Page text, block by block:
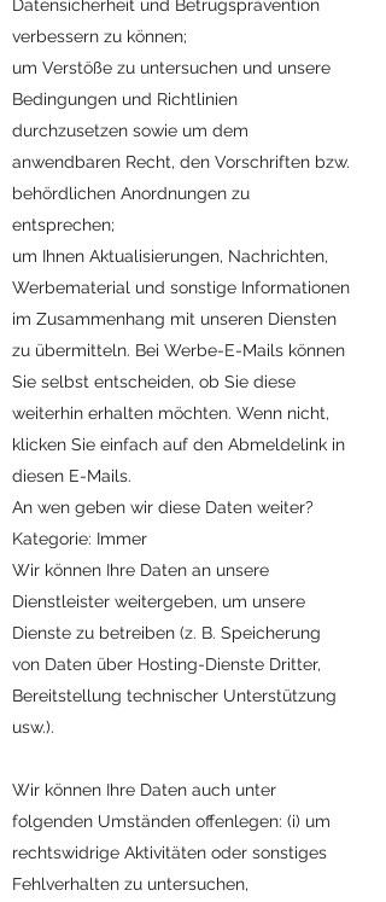
Datensicherheit und Betrugsprävention
verbessern zu können;
um Verstöße zu untersuchen und unsere
Bedingungen und Richtlinien
durchzusetzen sowie um dem
anwendbaren Recht, den Vorschriften bzw.
behördlichen Anordnungen zu
entsprechen;
um Ihnen Aktualisierungen, Nachrichten,
Werbematerial und sonstige Informationen
im Zusammenhang mit unseren Diensten
zu übermitteln. Bei Werbe-E-Mails können
Sie selbst entscheiden, ob Sie diese
weiterhin erhalten möchten. Wenn nicht,
klicken Sie einfach auf den Abmeldelink in
diesen E-Mails.
An wen geben wir diese Daten weiter?
Kategorie: Immer
Wir können Ihre Daten an unsere
Dienstleister weitergeben, um unsere
Dienste zu betreiben (z. B. Speicherung
von Daten über Hosting-Dienste Dritter,
Bereitstellung technischer Unterstützung
usw.).
Wir können Ihre Daten auch unter
folgenden Umständen offenlegen: (i) um
rechtswidrige Aktivitäten oder sonstiges
Fehlverhalten zu untersuchen,